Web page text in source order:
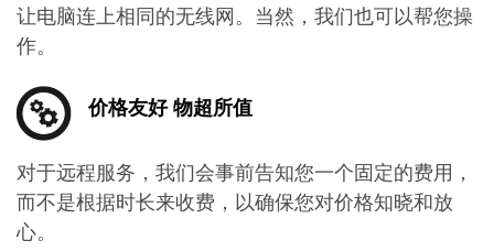
让电脑连上相同的无线网。当然，我们也可以帮您操
作。
价格友好 物超所值
对于远程服务，我们会事前告知您一个固定的费用，
而不是根据时长来收费，以确保您对价格知晓和放
心。